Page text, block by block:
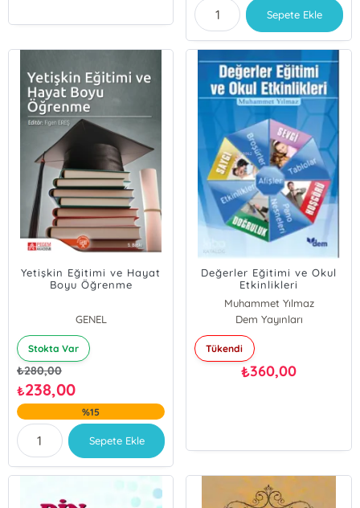
Sepete Ekle
Yetişkin Eğitimi ve Hayat
Boyu Öğrenme
GENEL
Stokta Var
₺280,00
₺238,00
%15
Sepete Ekle
Değerler Eğitimi ve Okul
Etkinlikleri
Muhammet Yılmaz
Dem Yayınları
Tükendi
₺360,00